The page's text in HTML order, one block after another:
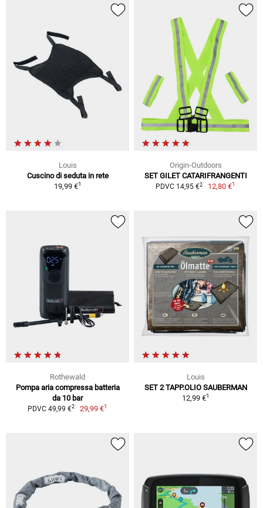
Louis
Cuscino di seduta in rete
19,99 €1
Origin-Outdoors
SET GILET CATARIFRANGENTI
PDVC 14,95 €2 12,80 €1
Rothewald
Pompa aria compressa batteria
da 10 bar
PDVC 49,99 €2 29,99 €1
Louis
SET 2 TAPP.OLIO SAUBERMAN
12,99 €1